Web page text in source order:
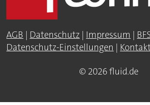
AGB | Datenschutz | Impressum |
Datenschutz-Einstellungen |
© 2026 fluid.de